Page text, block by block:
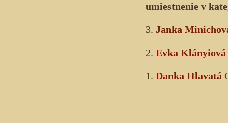
umiestnenie v
3. Janka
2. Evka Klányiová
1. Danka Hlavatá